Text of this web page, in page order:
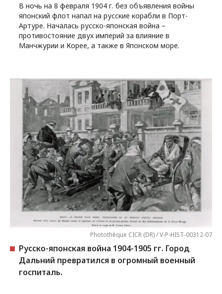
В ночь на 8 февраля 1904 г. без объявления войны
японский флот напал на русские корабли в Порт-
Артуре. Началась русско-японская война –
противостояние двух империй за влияние в
Манчжурии и Корее, а также в Японском море.
Photothèque CICR (DR) / V-P-HIST-00312-07
Русско-японская война 1904-1905 гг. Город
Дальний превратился в огромный военный
госпиталь.